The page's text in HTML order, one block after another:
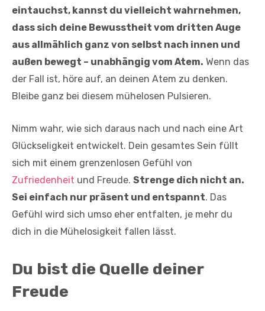
eintauchst, kannst du vielleicht wahrnehmen,
dass sich deine Bewusstheit vom dritten Auge
aus allmählich ganz von selbst nach innen und
außen bewegt – unabhängig vom Atem. Wenn das
der Fall ist, höre auf, an deinen Atem zu denken.
Bleibe ganz bei diesem mühelosen Pulsieren.
Nimm wahr, wie sich daraus nach und nach eine Art
Glückseligkeit entwickelt. Dein gesamtes Sein füllt
sich mit einem grenzenlosen Gefühl von
Zufriedenheit und Freude. Strenge dich nicht an.
Sei einfach nur präsent und entspannt. Das
Gefühl wird sich umso eher entfalten, je mehr du
dich in die Mühelosigkeit fallen lässt.
Du bist die Quelle deiner
Freude